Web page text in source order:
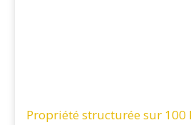
Propriété structurée sur 100